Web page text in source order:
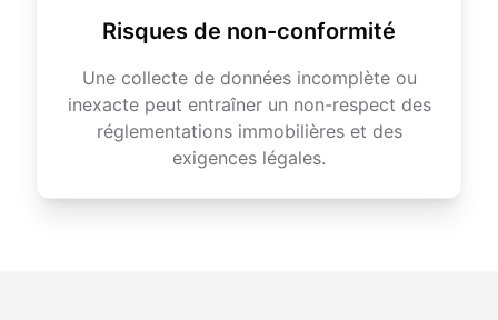
Risques de non-conformité
Une collecte de données incomplète ou
inexacte peut entraîner un non-respect des
réglementations immobilières et des
exigences légales.